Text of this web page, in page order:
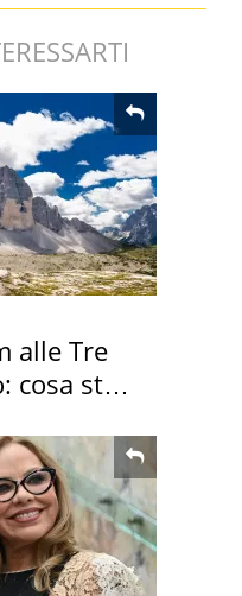
alle Tre
cosa sta